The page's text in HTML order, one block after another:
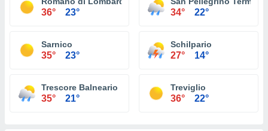
36° 23° 34° 22°
Sarnico
35° 23°
Schilpario
27° 14°
Trescore Balneario
35° 21°
Treviglio
36° 22°